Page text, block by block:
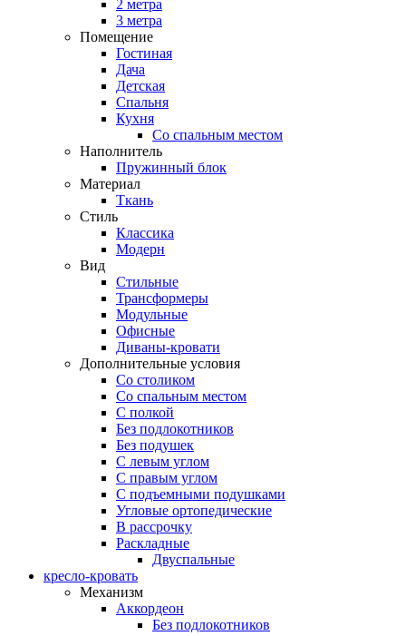
2 метра
3 метра
Помещение
Гостиная
Дача
Детская
Спальня
Кухня
Со спальным местом
Наполнитель
Пружинный блок
Материал
Ткань
Стиль
Классика
Модерн
Вид
Стильные
Трансформеры
Модульные
Офисные
Диваны-кровати
Дополнительные условия
Со столиком
Со спальным местом
С полкой
Без подлокотников
Без подушек
C левым углом
C правым углом
С подъемными подушками
Угловые ортопедические
В рассрочку
Раскладные
Двуспальные
кресло-кровать
Механизм
Аккордеон
Без подлокотников